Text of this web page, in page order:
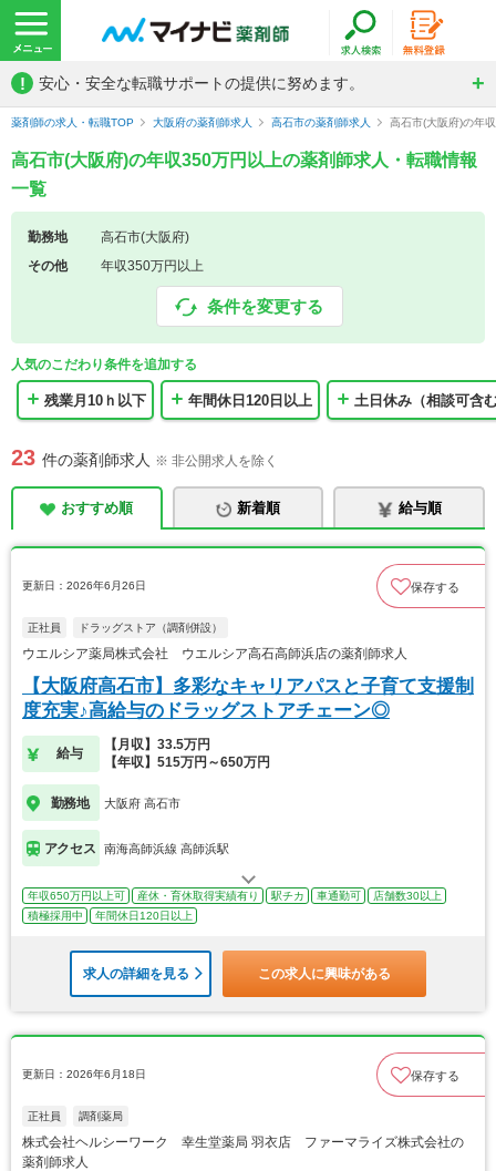
! 安心・安全な転職サポートの提供に努めます。
薬剤師の求人・転職TOP 大阪府の薬剤師求人 高石市の薬剤師求人 高石市(大阪府)の年
高石市(大阪府)の年収350万円以上の薬剤師求人・転職情報
一覧
勤務地
高石市(大阪府)
その他
年収350万円以上
条件を変更する
人気のこだわり条件を追加する
残業月10ｈ以下 年間休日120日以上 土日休み（相談可含
23 件の薬剤師求人 ※ 非公開求人を除く
おすすめ順 新着順 給与順
更新日：2026年6月26日 保存する
正社員 ドラッグストア（調剤併設）
ウエルシア薬局株式会社 ウエルシア高石高師浜店の薬剤師求人
【大阪府高石市】多彩なキャリアパスと子育て支援制
度充実♪高給与のドラッグストアチェーン◎
給与
【月収】33.5万円
【年収】515万円～650万円
勤務地 大阪府 高石市
アクセス 南海高師浜線 高師浜駅
年収650万円以上可 産休・育休取得実績有り 駅チカ 車通勤可
店舗数30以上
積極採用中
年間休日120日以上
求人の詳細を見る この求人に興味がある
更新日：2026年6月18日 保存する
正社員 調剤薬局
株式会社ヘルシーワーク 幸生堂薬局 羽衣店 ファーマライズ株式会社の
薬剤師求人